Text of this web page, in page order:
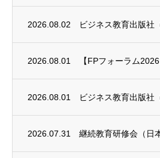
2026.08.02
2026.08.01
2026.08.01
2026.07.31